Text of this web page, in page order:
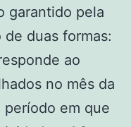
garantido pela
duas formas:
ao
no mês da
período em que